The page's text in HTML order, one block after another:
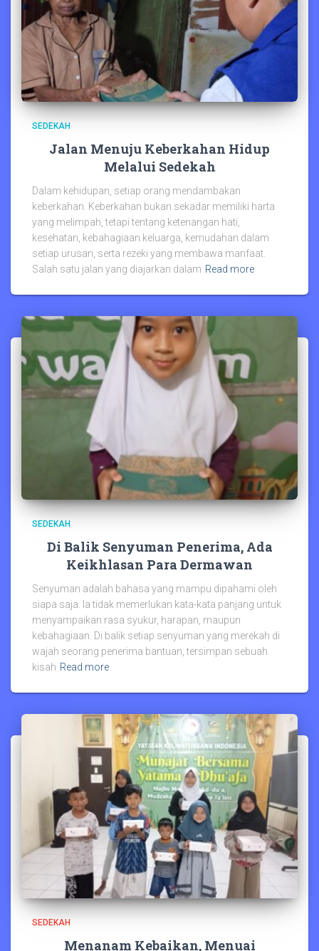
SEDEKAH
Jalan Menuju Keberkahan Hidup
Melalui Sedekah
Dalam kehidupan, setiap orang mendambakan
keberkahan. Keberkahan bukan sekadar memiliki harta
yang melimpah, tetapi tentang ketenangan hati,
kesehatan, kebahagiaan keluarga, kemudahan dalam
setiap urusan, serta rezeki yang membawa manfaat.
Salah satu jalan yang diajarkan dalam Read more
SEDEKAH
Di Balik Senyuman Penerima, Ada
Keikhlasan Para Dermawan
Senyuman adalah bahasa yang mampu dipahami oleh
siapa saja. Ia tidak memerlukan kata-kata panjang untuk
menyampaikan rasa syukur, harapan, maupun
kebahagiaan. Di balik setiap senyuman yang merekah di
wajah seorang penerima bantuan, tersimpan sebuah
kisah Read more
SEDEKAH
Menanam Kebaikan, Menuai